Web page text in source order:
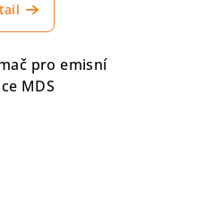
pro emisní
MDS